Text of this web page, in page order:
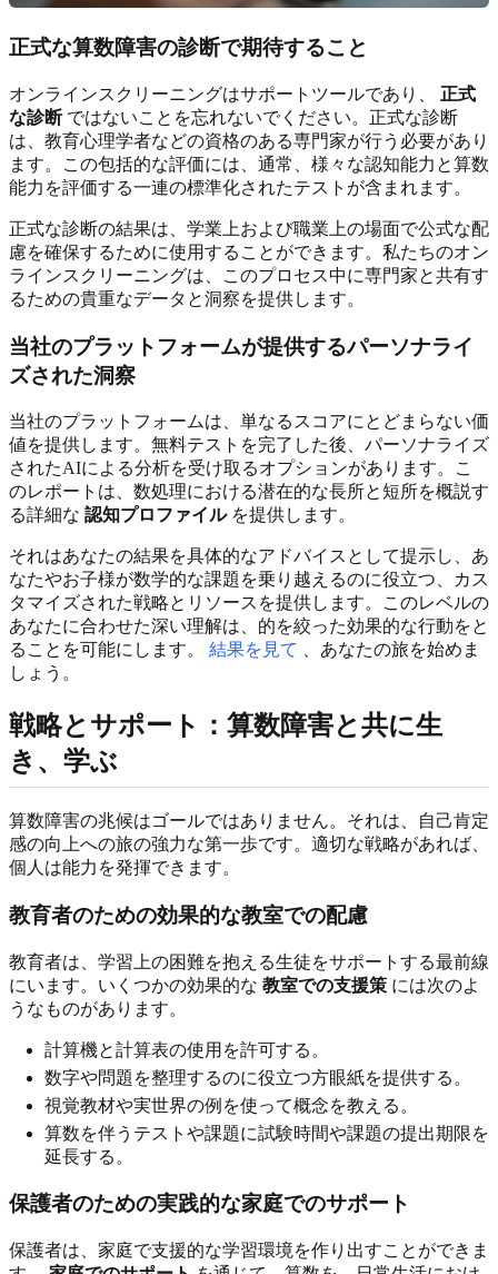
正式な算数障害の診断で期待すること
オンラインスクリーニングはサポートツールであり、 正式
な診断ではないことを忘れないでください。正式な診断
は、教育心理学者などの資格のある専門家が行う必要があり
ます。この包括的な評価には、通常、様々な認知能力と算数
能力を評価する一連の標準化されたテストが含まれます。
正式な診断の結果は、学業上および職業上の場面で公式な配
慮を確保するために使用することができます。私たちのオン
ラインスクリーニングは、このプロセス中に専門家と共有す
るための貴重なデータと洞察を提供します。
当社のプラットフォームが提供するパーソナライ
ズされた洞察
当社のプラットフォームは、単なるスコアにとどまらない価
値を提供します。無料テストを完了した後、パーソナライズ
されたAIによる分析を受け取るオプションがあります。こ
のレポートは、数処理における潜在的な長所と短所を概説す
る詳細な 認知プロファイルを提供します。
それはあなたの結果を具体的なアドバイスとして提示し、あ
なたやお子様が数学的な課題を乗り越えるのに役立つ、カス
タマイズされた戦略とリソースを提供します。このレベルの
あなたに合わせた深い理解は、的を絞った効果的な行動をと
ることを可能にします。 結果を見て
、あなたの旅を始めま
しょう。
戦略とサポート：算数障害と共に生
き、学ぶ
算数障害の兆候はゴールではありません。それは、自己肯定
感の向上への旅の強力な第一歩です。適切な戦略があれば、
個人は能力を発揮できます。
教育者のための効果的な教室での配慮
教育者は、学習上の困難を抱える生徒をサポートする最前線
にいます。いくつかの効果的な 教室での支援策 には次のよ
うなものがあります。
計算機と計算表の使用を許可する。
数字や問題を整理するのに役立つ方眼紙を提供する。
視覚教材や実世界の例を使って概念を教える。
算数を伴うテストや課題に試験時間や課題の提出期限を
延長する。
保護者のための実践的な家庭でのサポート
保護者は、家庭で支援的な学習環境を作り出すことができま